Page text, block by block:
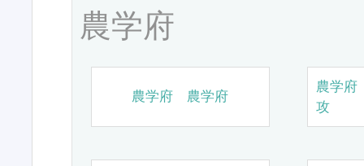
農学府
農学府 農学府
農学
攻